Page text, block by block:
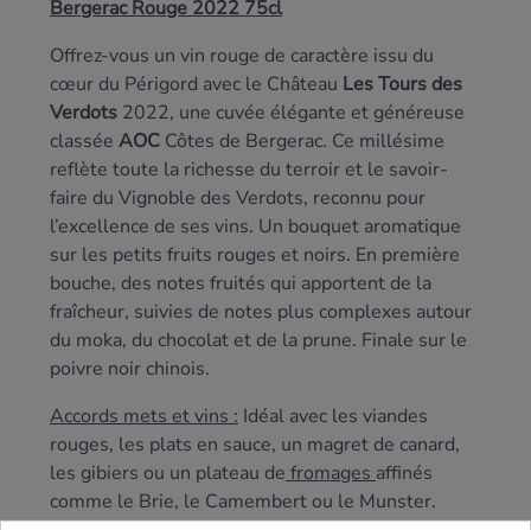
Bergerac Rouge 2022 75cl
Offrez-vous un vin rouge de caractère issu du
cœur du Périgord avec le Château Les Tours des
Verdots 2022, une cuvée élégante et généreuse
classée AOC Côtes de Bergerac. Ce millésime
reflète toute la richesse du terroir et le savoir-
faire du Vignoble des Verdots, reconnu pour
l’excellence de ses vins. Un bouquet aromatique
sur les petits fruits rouges et noirs. En première
bouche, des notes fruités qui apportent de la
fraîcheur, suivies de notes plus complexes autour
du moka, du chocolat et de la prune. Finale sur le
poivre noir chinois.
Accords mets et vins : Idéal avec les viandes
rouges, les plats en sauce, un magret de canard,
les gibiers ou un plateau de fromages affinés
comme le Brie, le Camembert ou le Munster.